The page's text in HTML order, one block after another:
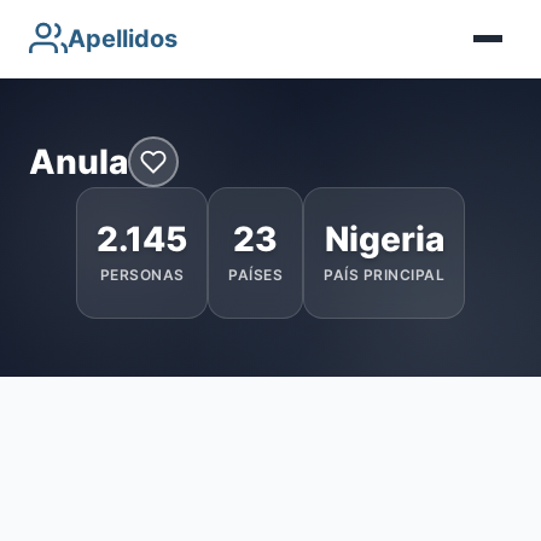
Apellidos
Anula
2.145
PERSONAS
23
PAÍSES
Nigeria
PAÍS PRINCIPAL